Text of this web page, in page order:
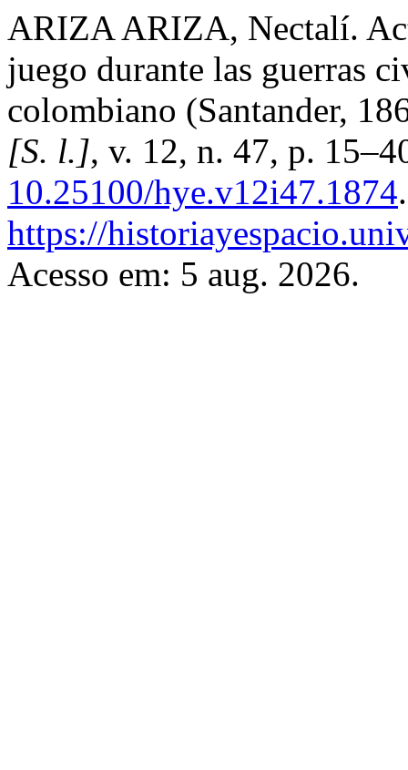
ARIZA ARIZA, Nectalí.
juego durante las guerras
colombiano (Santander,
[S. l.], v. 12, n. 47, p.
10.25100/hye.v12i47.1874
https://
Acesso em: 5 aug. 2026.